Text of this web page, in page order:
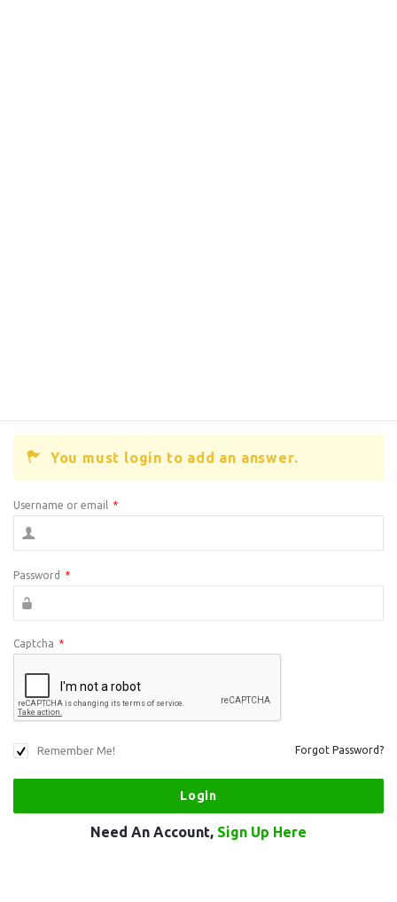
You must login to add an answer.
Username or email *
Password *
Captcha *
Remember Me! Forgot Password?
Need An Account, Sign Up Here